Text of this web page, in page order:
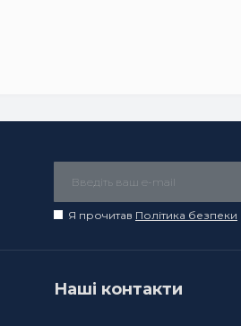
Я прочитав Політика безпеки
Наші контакти